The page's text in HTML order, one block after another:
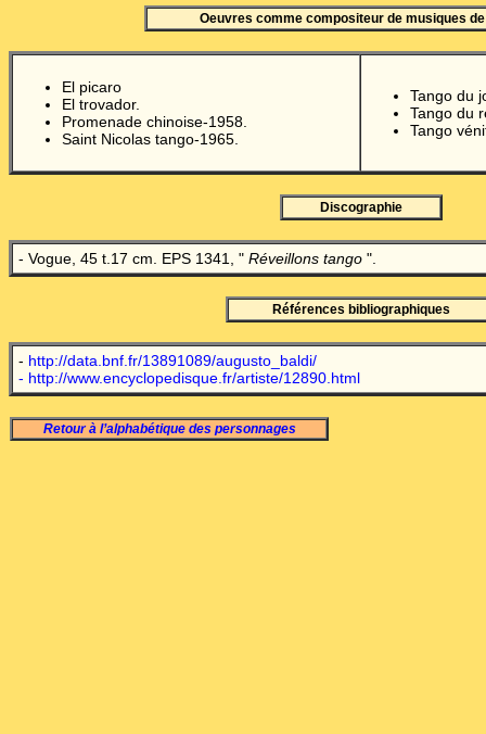
Oeuvres comme compositeur de musiques
El picaro
El trovador.
Promenade chinoise-1958.
Saint Nicolas tango-1965.
Tango du
Tango du
Tango
Discographie
- Vogue, 45 t.17 cm. EPS 1341, " Réveillons tango ".
Références bibliographiques
- http://data.bnf.fr/13891089/augusto_baldi/
- http://www.encyclopedisque.fr/artiste/12890.html
Retour à l’alphabétique des personnages